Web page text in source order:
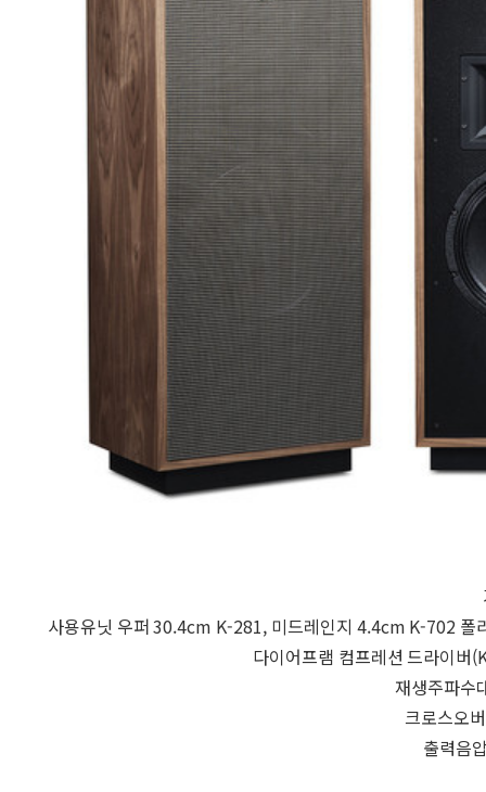
사용유닛 우퍼 30.4cm K-281, 미드레인지 4.4cm K-702
다이어프램 컴프레션 드라이
재생주파
크로스오
출력음